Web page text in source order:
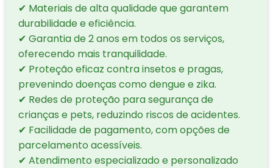
✔ Materiais de alta qualidade que garantem
durabilidade e eficiência.
✔ Garantia de 2 anos em todos os serviços,
oferecendo mais tranquilidade.
✔ Proteção eficaz contra insetos e pragas,
prevenindo doenças como dengue e zika.
✔ Redes de proteção para segurança de
crianças e pets, reduzindo riscos de acidentes.
✔ Facilidade de pagamento, com opções de
parcelamento acessíveis.
✔ Atendimento especializado e personalizado